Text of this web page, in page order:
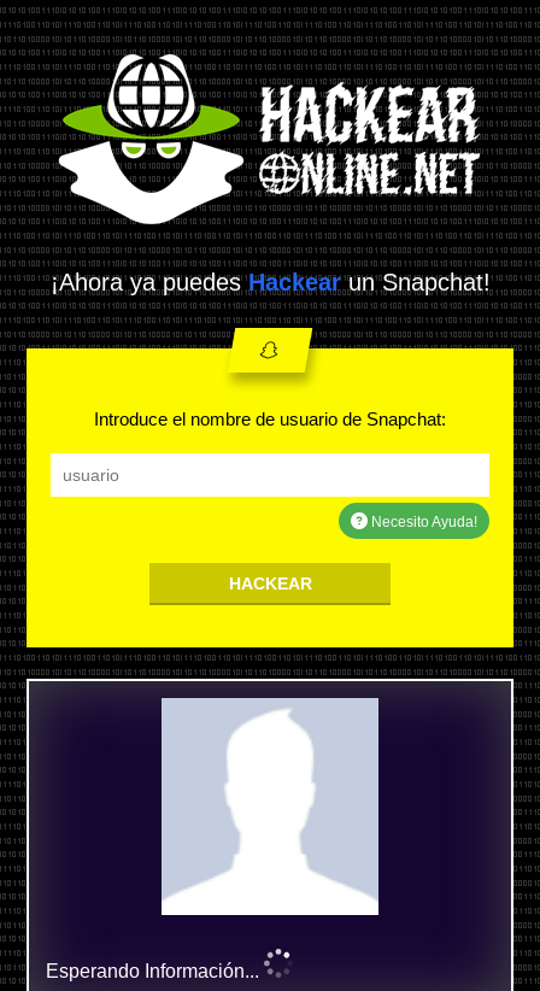
¡Ahora ya puedesHackearun Snapchat!
Introduce el nombre de usuario de Snapchat:
Necesito Ayuda!
HACKEAR
Esperando Información...